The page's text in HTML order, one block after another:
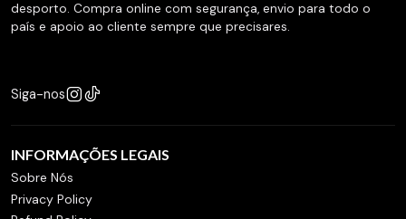
desporto. Compra online com segurança, envio para todo o
país e apoio ao cliente sempre que precisares.
Siga-nos
INFORMAÇÕES LEGAIS
Sobre Nós
Privacy Policy